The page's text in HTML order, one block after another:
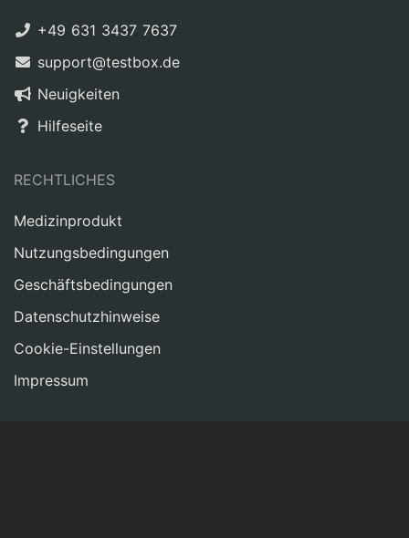
+49 631 3437 7637
support@testbox.de
Neuigkeiten
Hilfeseite
RECHTLICHES
Medizinprodukt
Nutzungsbedingungen
Geschäftsbedingungen
Datenschutzhinweise
Cookie-Einstellungen
Impressum